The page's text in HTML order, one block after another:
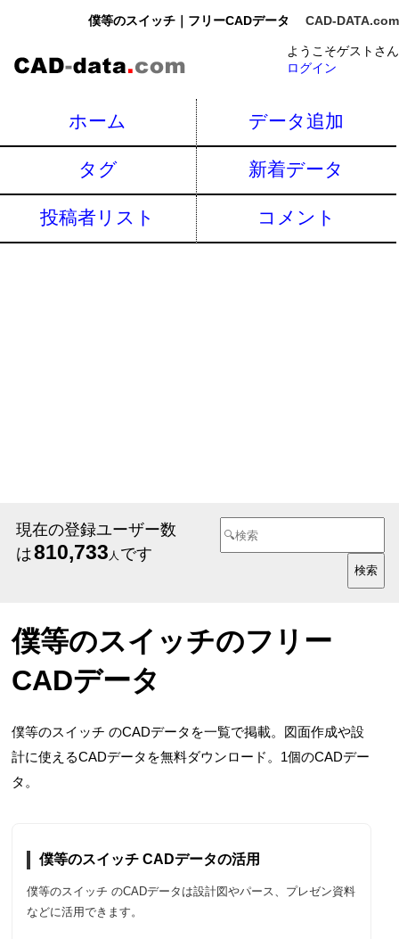
僕等のスイッチ｜フリーCADデータ CAD-DATA.com
ようこそゲストさん
ログイン
ホーム データ追加
タグ 新着データ
投稿者リスト コメント
現在の登録ユーザー数
は810,733 人 です
僕等のスイッチのフリー
CADデータ
僕等のスイッチ のCADデータを一覧で掲載。図面作成や設
計に使えるCADデータを無料ダウンロード。1個のCADデー
タ。
僕等のスイッチ CADデータの活用
僕等のスイッチ のCADデータは設計図やパース、プレゼン資料
などに活用できます。